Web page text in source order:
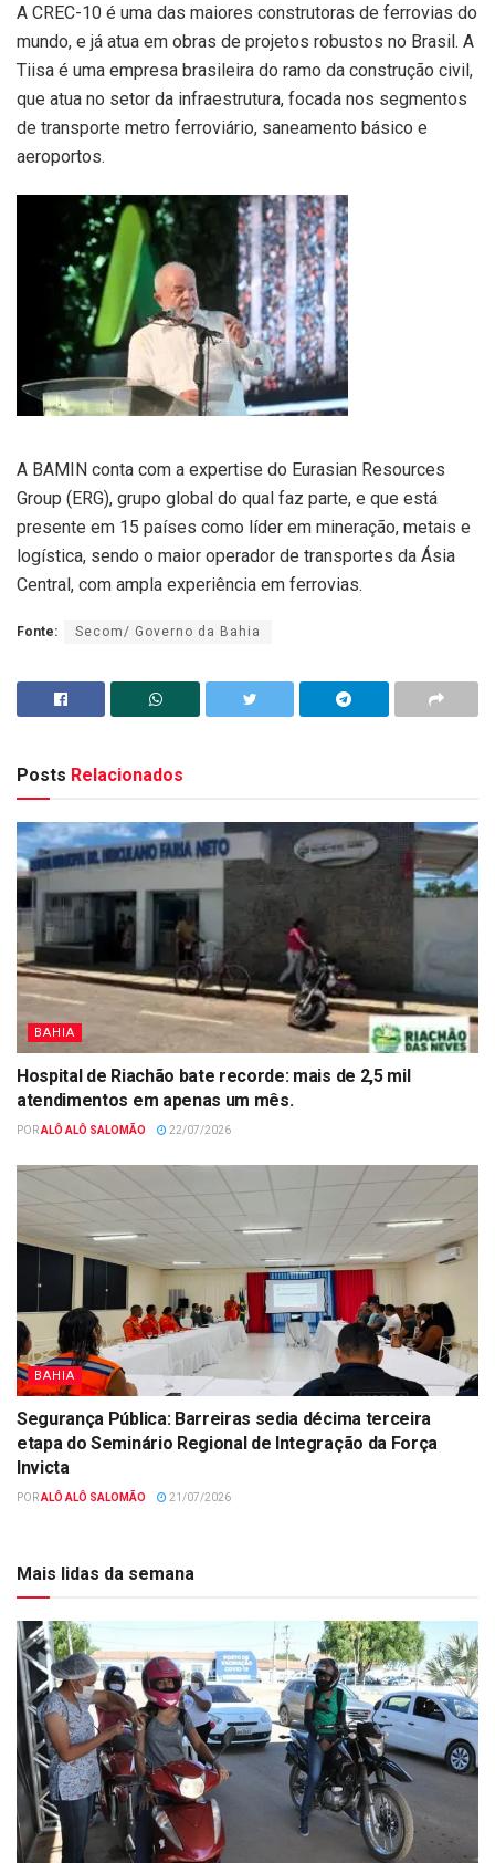
A CREC-10 é uma das maiores construtoras de ferrovias do
mundo, e já atua em obras de projetos robustos no Brasil. A
Tiisa é uma empresa brasileira do ramo da construção civil,
que atua no setor da infraestrutura, focada nos segmentos
de transporte metro ferroviário, saneamento básico e
aeroportos.
A BAMIN conta com a expertise do Eurasian Resources
Group (ERG), grupo global do qual faz parte, e que está
presente em 15 países como líder em mineração, metais e
logística, sendo o maior operador de transportes da Ásia
Central, com ampla experiência em ferrovias.
Fonte: Secom/ Governo da Bahia
Posts Relacionados
BAHIA
Hospital de Riachão bate recorde: mais de 2,5 mil
atendimentos em apenas um mês.
PORALÔ ALÔ SALOMÃO 22/07/2026
BAHIA
Segurança Pública: Barreiras sedia décima terceira
etapa do Seminário Regional de Integração da Força
Invicta
PORALÔ ALÔ SALOMÃO 21/07/2026
Mais lidas da semana